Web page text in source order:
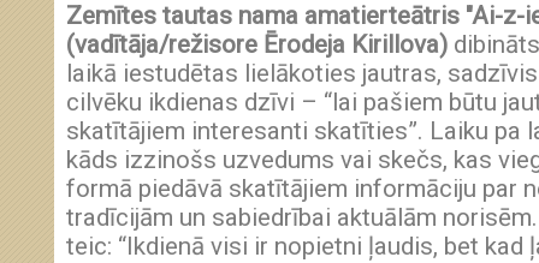
Zemītes tautas nama amatierteātris "Ai-z-
(vadītāja/režisore Ērodeja Kirillova)
laikā iestudētas lielākoties jautras,
cilvēku ikdienas dzīvi – “lai pašiem būtu
skatītājiem interesanti skatīties”. Laiku pa
kāds izzinošs uzvedums vai skečs, kas
formā piedāvā skatītājiem informāciju par
tradīcijām un sabiedrībai aktuālām
teic: “Ikdienā visi ir nopietni ļaudis, bet kad